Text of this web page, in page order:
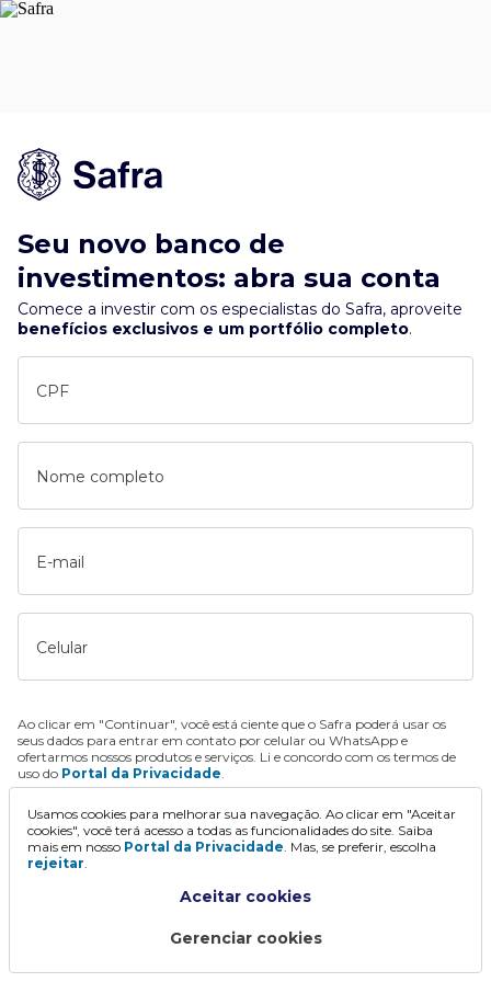
Seu novo banco de
investimentos: abra sua conta
Comece a investir com os especialistas do Safra, aproveite
benefícios exclusivos e um portfólio completo.
CPF
Nome completo
E-mail
Celular
Ao clicar em "Continuar", você está ciente que o Safra poderá usar os
seus dados para entrar em contato por celular ou WhatsApp e
ofertarmos nossos produtos e serviços. Li e concordo com os termos de
uso do Portal da Privacidade.
Continuar
Usamos cookies para melhorar sua navegação. Ao clicar em "Aceitar
cookies", você terá acesso a todas as funcionalidades do site. Saiba
mais em nosso Portal da Privacidade. Mas, se preferir, escolha
rejeitar.
Aceitar cookies
Gerenciar cookies